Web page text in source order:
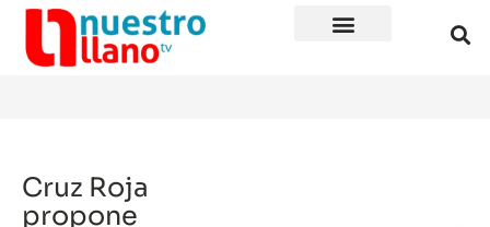
Cruz Roja
propone